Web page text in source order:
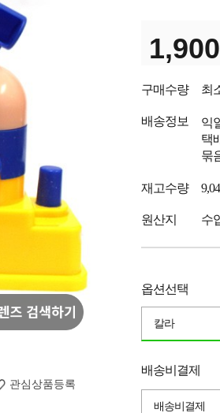
관심상품등록
1,900
구매수량 최
배송정보 익
택
묶
재고수량
원산지 수
옵션선택
칼라
배송비결제
배송비결제